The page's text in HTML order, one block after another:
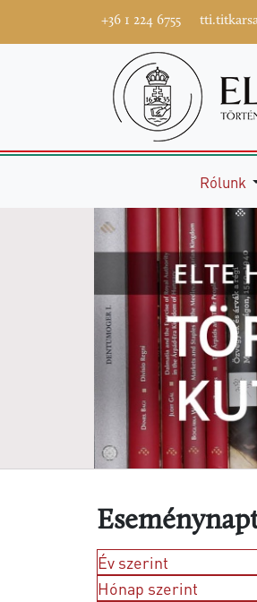
+36 1 224 6755
Rólunk
Év szerint
Hónap szerint